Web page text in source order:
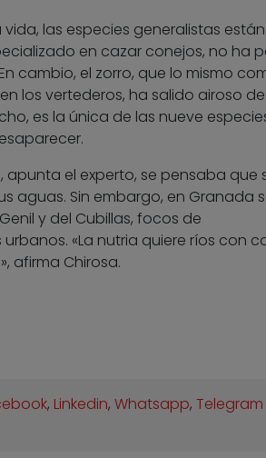
las especies generalistas están
en cazar conejos, no ha
cambio, el zorro, que lo mismo
los vertederos, ha salido airoso
es la única de las nueve
apunta el experto, se pensaba que
aguas. Sin embargo, en Granada
y del Cubillas, focos de
«La nutria quiere ríos con
afirma Chirosa.
, Linkedin,Whatsapp,Telegram